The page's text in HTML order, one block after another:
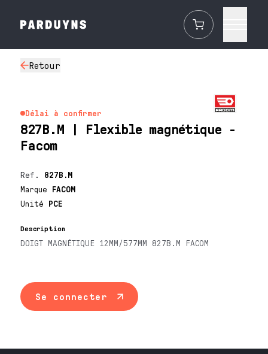
Retour
Délai à confirmer
827B.M | Flexible magnétique -
Facom
Ref. 827B.M
Marque FACOM
Unité PCE
Description
DOIGT MAGNÉTIQUE 12MM/577MM 827B.M FACOM
Se connecter